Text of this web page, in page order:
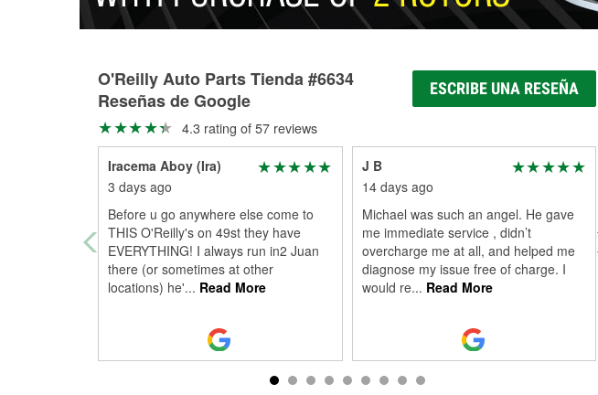
O'Reilly Auto Parts Tienda #6634
Reseñas de Google
ESCRIBE UNA RESEÑA
4.3 rating of 57 reviews
Iracema Aboy (Ira)
3 days ago
Before u go anywhere else come to
THIS O'Reilly's on 49st they have
EVERYTHING! I always run in2 Juan
there (or sometimes at other
locations) he'... Read More
J B
14 days ago
Michael was such an angel. He gave
me immediate service , didn’t
overcharge me at all, and helped me
diagnose my issue free of charge. I
would re... Read More